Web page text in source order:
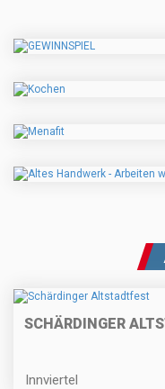
SCHÄRDINGER
Innviertel